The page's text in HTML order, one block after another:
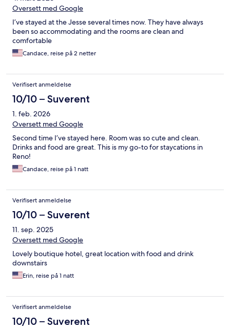
Oversett med Google
I’ve stayed at the Jesse several times now. They have always
been so accommodating and the rooms are clean and
comfortable
Candace, reise på 2 netter
Verifisert anmeldelse
10/10 – Suverent
1. feb. 2026
Oversett med Google
Second time I’ve stayed here. Room was so cute and clean.
Drinks and food are great. This is my go-to for staycations in
Reno!
Candace, reise på 1 natt
Verifisert anmeldelse
10/10 – Suverent
11. sep. 2025
Oversett med Google
Lovely boutique hotel, great location with food and drink
downstairs
Erin, reise på 1 natt
Verifisert anmeldelse
10/10 – Suverent